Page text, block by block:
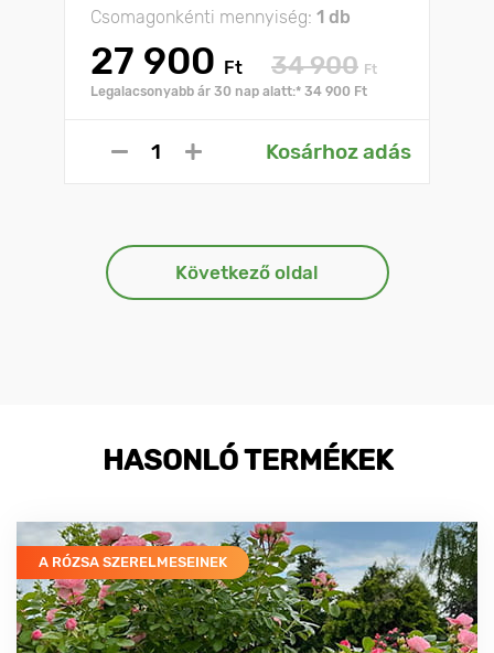
Csomagonkénti mennyiség: 1 db
27 900 Ft 34 900 Ft
Legalacsonyabb ár 30 nap alatt:* 34 900 Ft
Kosárhoz adás
Következő oldal
HASONLÓ TERMÉKEK
A RÓZSA SZERELMESEINEK